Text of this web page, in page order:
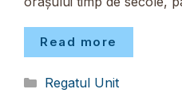
Read more
Categorii
Regatul Unit